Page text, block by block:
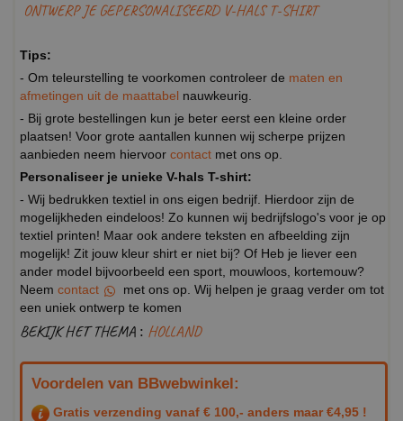
ONTWERP JE GEPERSONALISEERD V-HALS T-SHIRT
Tips:
- Om teleurstelling te voorkomen controleer de maten en
afmetingen uit de maattabel nauwkeurig.
- Bij grote bestellingen kun je beter eerst een kleine order
plaatsen! Voor grote aantallen kunnen wij scherpe prijzen
aanbieden neem hiervoor contact met ons op.
Personaliseer je unieke V-hals T-shirt:
- Wij bedrukken textiel in ons eigen bedrijf. Hierdoor zijn de
mogelijkheden eindeloos! Zo kunnen wij bedrijfslogo's voor je op
textiel printen! Maar ook andere teksten en afbeelding zijn
mogelijk! Zit jouw kleur shirt er niet bij? Of Heb je liever een
ander model bijvoorbeeld een sport, mouwloos, kortemouw?
Neem contact
met ons op. Wij helpen je graag verder om tot
een uniek ontwerp te komen
BEKIJK HET THEMA : HOLLAND
Voordelen van BBwebwinkel:
Gratis verzending vanaf € 100,- anders maar €4,95 !